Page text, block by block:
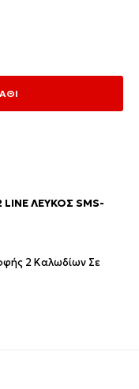
ΛΕΥΚΌΣ SMS-
2 Καλωδίων Σε